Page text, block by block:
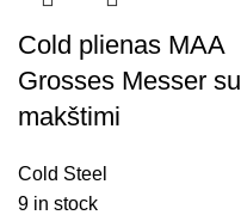
Cold plienas MAA
Grosses Messer su
makštimi
Cold Steel
9 in stock